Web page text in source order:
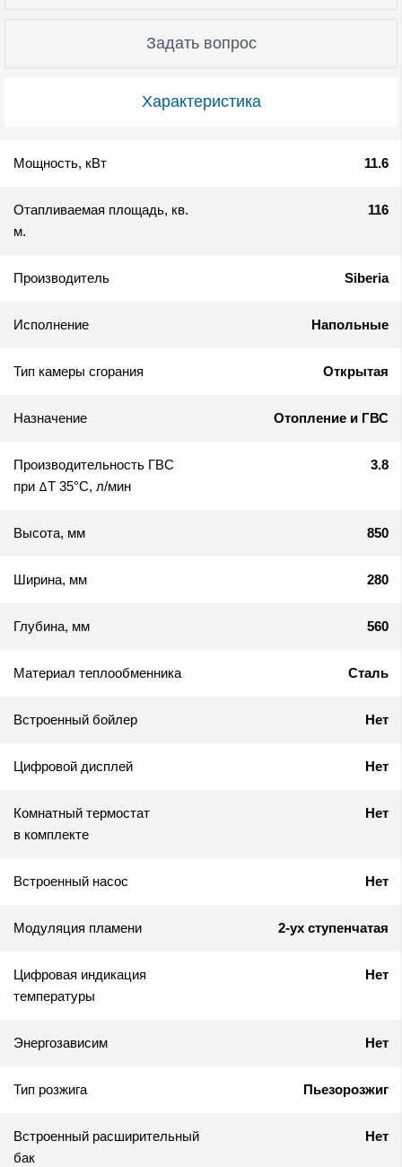
Характеристика
Задать вопрос
Мощность, кВт 11.6
Отапливаемая площадь, кв.
м.
116
Производитель Siberia
Исполнение Напольные
Тип камеры сгорания Открытая
Назначение Отопление и ГВС
Производительность ГВС
при ΔТ 35°C, л/мин
3.8
Высота, мм 850
Ширина, мм 280
Глубина, мм 560
Материал теплообменника Сталь
Встроенный бойлер Нет
Цифровой дисплей Нет
Комнатный термостат
в комплекте
Нет
Встроенный насос Нет
Модуляция пламени 2-ух ступенчатая
Цифровая индикация
температуры
Нет
Энергозависим Нет
Тип розжига Пьезорозжиг
Встроенный расширительный
бак
Нет